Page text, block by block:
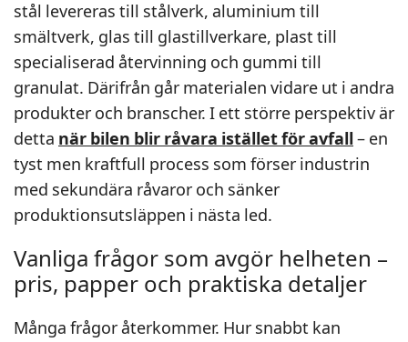
stål levereras till stålverk, aluminium till
smältverk, glas till glastillverkare, plast till
specialiserad återvinning och gummi till
granulat. Därifrån går materialen vidare ut i andra
produkter och branscher. I ett större perspektiv är
detta när bilen blir råvara istället för avfall
– en
tyst men kraftfull process som förser industrin
med sekundära råvaror och sänker
produktionsutsläppen i nästa led.
Vanliga frågor som avgör helheten –
pris, papper och praktiska detaljer
Många frågor återkommer. Hur snabbt kan